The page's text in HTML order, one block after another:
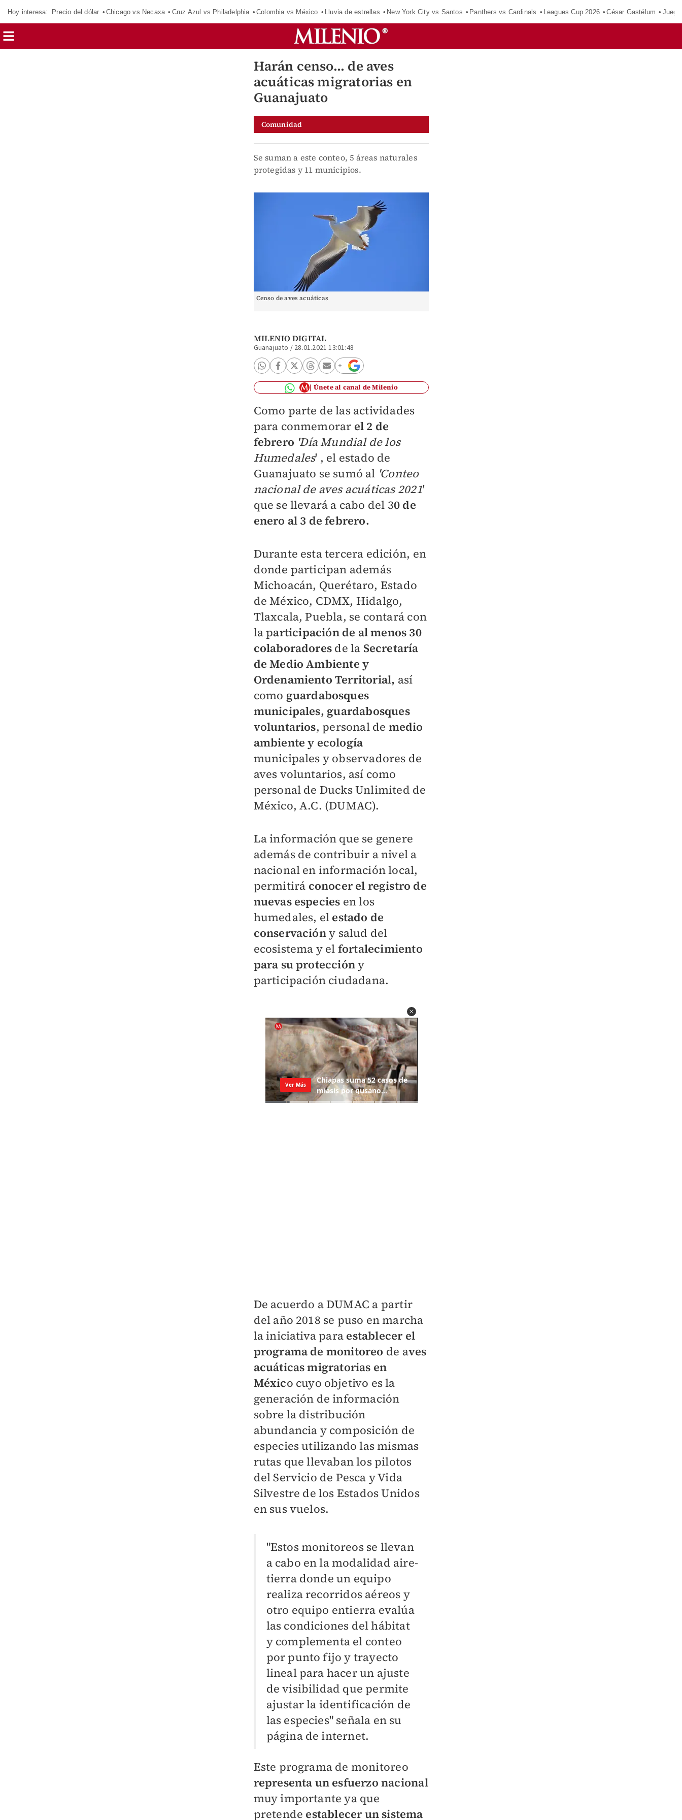
Hoy interesa: Precio del dólar Chicago vs Necaxa Cruz Azul vs Philadelphia Colombia vs México Lluvia de estrellas New York City vs Santos Panthers vs Cardinals Leagues Cup 2026 César Gastélum
Harán censo... de aves
acuáticas migratorias en
Guanajuato
Comunidad
Se suman a este conteo, 5 áreas naturales
protegidas y 11 municipios.
Censo de aves acuáticas
MILENIO DIGITAL
Guanajuato / 28.01.2021 13:01:48
Únete al canal de Milenio
Como parte de las actividades
para conmemorar el 2 de
febrero 'Día Mundial de los
Humedales' , el estado de
Guanajuato se sumó al 'Conteo
nacional de aves acuáticas 2021'
que se llevará a cabo del 30 de
enero al 3 de febrero.
Durante esta tercera edición, en
donde participan además
Michoacán, Querétaro, Estado
de México, CDMX, Hidalgo,
Tlaxcala, Puebla, se contará con
la participación de al menos 30
colaboradores de la Secretaría
de Medio Ambiente y
Ordenamiento Territorial, así
como guardabosques
municipales, guardabosques
voluntarios, personal de medio
ambiente y ecología
municipales y observadores de
aves voluntarios, así como
personal de Ducks Unlimited de
México, A.C. (DUMAC).
La información que se genere
además de contribuir a nivel a
nacional en información local,
permitirá conocer el registro de
nuevas especies en los
humedales, el estado de
conservacióny salud del
ecosistema y el fortalecimiento
para su proteccióny
participación ciudadana.
De acuerdo a DUMAC a partir
del año 2018 se puso en marcha
la iniciativa para establecer el
programa de monitoreo de aves
acuáticas migratorias en
México cuyo objetivo es la
generación de información
sobre la distribución
abundancia y composición de
especies utilizando las mismas
rutas que llevaban los pilotos
del Servicio de Pesca y Vida
Silvestre de los Estados Unidos
en sus vuelos.
"Estos monitoreos se llevan
a cabo en la modalidad aire-
tierra donde un equipo
realiza recorridos aéreos y
otro equipo entierra evalúa
las condiciones del hábitat
y complementa el conteo
por punto fijo y trayecto
lineal para hacer un ajuste
de visibilidad que permite
ajustar la identificación de
las especies" señala en su
página de internet.
Este programa de monitoreo
representa un esfuerzo nacional
muy importante ya que
pretende establecer un sistema